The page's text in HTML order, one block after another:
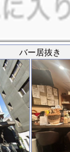
バー居抜き